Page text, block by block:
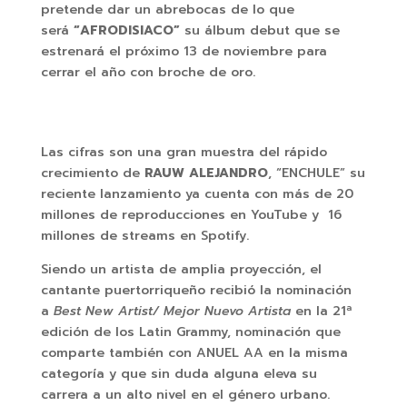
pretende dar un abrebocas de lo que
será “AFRODISIACO”su álbum debut que se
estrenará el próximo 13 de noviembre para
cerrar el año con broche de oro.
Las cifras son una gran muestra del rápido
crecimiento deRAUW ALEJANDRO, “ENCHULE” su
reciente lanzamiento ya cuenta con más de 20
millones de reproducciones en YouTube y 16
millones de streams en Spotify.
Siendo un artista de amplia proyección, el
cantante puertorriqueño recibió la nominación
a Best New Artist/ Mejor Nuevo Artistaen la 21ª
edición de los Latin Grammy, nominación que
comparte también con ANUEL AA en la misma
categoría y que sin duda alguna eleva su
carrera a un alto nivel en el género urbano.